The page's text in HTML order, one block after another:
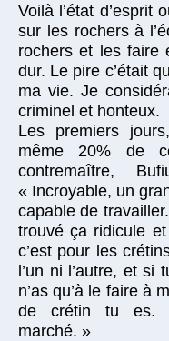
Voilà l’état d’esprit
sur les rochers à
rochers et les faire
dur. Le pire c’était
ma vie. Je
criminel et honteux.
Les premiers
même 20% de
contremaître,
« Incroyable, un
capable de
trouvé ça ridicule
c’est pour les
l’un ni l’autre, et si
n’as qu’à le faire à
de crétin tu es.
marché. »